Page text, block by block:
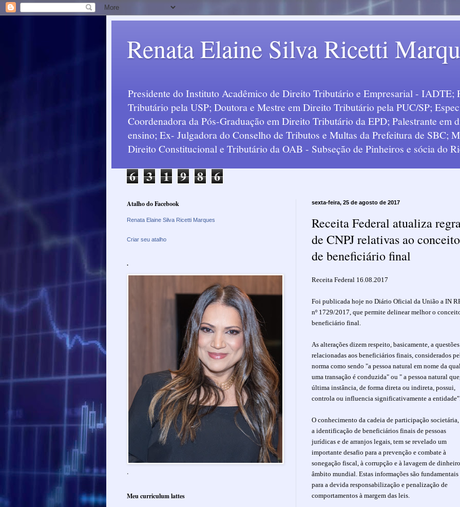
Renata Elaine Silva Ricetti
Presidente do Instituto Acadêmico de Direito Tributário e Empresarial - IADTE;
Tributário pela USP; Doutora e Mestre em Direito Tributário pela PUC/SP;
Coordenadora da Pós-Graduação em Direito Tributário da EPD; Palestrante em
ensino; Ex- Julgadora do Conselho de Tributos e Multas da Prefeitura de SBC;
Direito Constitucional e Tributário da OAB - Subseção de Pinheiros e sócia do
6 3 1 9 8 6
sexta-feira, 25 de agosto de 2017
Receita Federal atualiza
de CNPJ relativas ao conceito
de beneficiário final
Receita Federal 16.08.2017
Foi publicada hoje no Diário Oficial da União a IN
nº 1729/2017, que permite delinear melhor o
beneficiário final.
As alterações dizem respeito, basicamente, a questões
relacionadas aos beneficiários finais, considerados
norma como sendo "a pessoa natural em nome da qual
uma transação é conduzida" ou " a pessoa natural
última instância, de forma direta ou indireta, possui,
controla ou influencia significativamente a entidade".
O conhecimento da cadeia de participação societária,
a identificação de beneficiários finais de pessoas
jurídicas e de arranjos legais, tem se revelado um
importante desafio para a prevenção e combate à
sonegação fiscal, à corrupção e à lavagem de
âmbito mundial. Estas informações são fundamentais
para a devida responsabilização e penalização de
comportamentos à margem das leis.
Atalho do Facebook
Renata Elaine Silva Ricetti Marques
Criar seu atalho
.
.
Meu curriculum lattes